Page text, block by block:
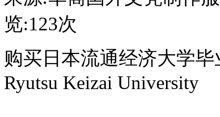
览:123次
购买日本流通经济大学
Ryutsu Keizai University